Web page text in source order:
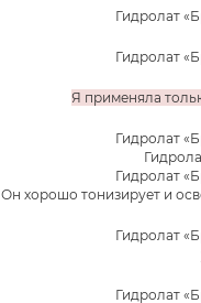
Я применяла
Он хорошо тонизирует и